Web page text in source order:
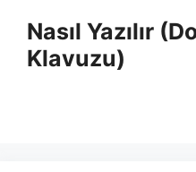
Nasıl Yazılır
Klavuzu)